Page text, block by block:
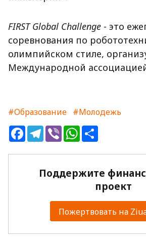
FIRST Global Challenge - это
соревнования по
олимпийском стиле,
Международной
#Образование #Молодежь
FacebookTelegram
ViberWhatsApp
Поддержите
проект
Пожертвовать на